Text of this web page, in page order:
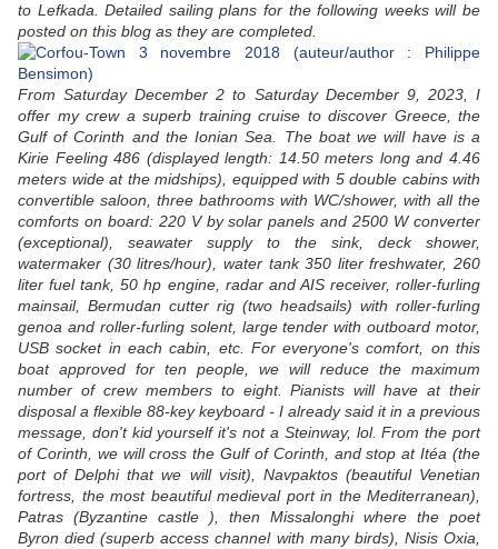
to Lefkada. Detailed sailing plans for the following weeks will be
posted on this blog as they are completed.
From Saturday December 2 to Saturday December 9, 2023, I
offer my crew a superb training cruise to discover Greece, the
Gulf of Corinth and the Ionian Sea. The boat we will have is a
Kirie Feeling 486 (displayed length: 14.50 meters long and 4.46
meters wide at the midships), equipped with 5 double cabins with
convertible saloon, three bathrooms with WC/shower, with all the
comforts on board: 220 V by solar panels and 2500 W converter
(exceptional), seawater supply to the sink, deck shower,
watermaker (30 litres/hour), water tank 350 liter freshwater, 260
liter fuel tank, 50 hp engine, radar and AIS receiver, roller-furling
mainsail, Bermudan cutter rig (two headsails) with roller-furling
genoa and roller-furling solent, large tender with outboard motor,
USB socket in each cabin, etc. For everyone's comfort, on this
boat approved for ten people, we will reduce the maximum
number of crew members to eight. Pianists will have at their
disposal a flexible 88-key keyboard - I already said it in a previous
message, don't kid yourself it's not a Steinway, lol. From the port
of Corinth, we will cross the Gulf of Corinth, and stop at Itéa (the
port of Delphi that we will visit), Navpaktos (beautiful Venetian
fortress, the most beautiful medieval port in the Mediterranean),
Patras (Byzantine castle ), then Missalonghi where the poet
Byron died (superb access channel with many birds), Nisis Oxia,